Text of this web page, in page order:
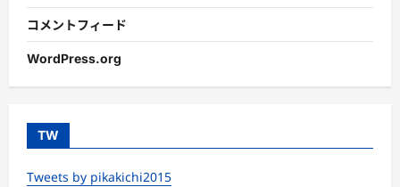
コメントフィード
WordPress.org
TW
Tweets by pikakichi2015